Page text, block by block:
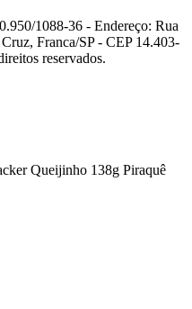
1088-36 - Endereço: Rua
Franca/SP - CEP 14.403-
reservados.
Queijinho 138g Piraquê